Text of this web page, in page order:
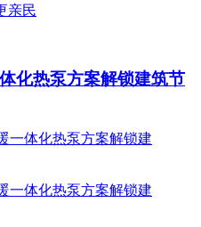
化热泵方案解锁建筑节